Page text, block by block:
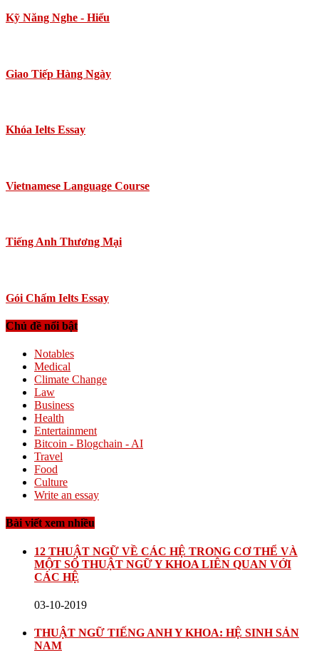
Kỹ Năng Nghe - Hiểu
Giao Tiếp Hàng Ngày
Khóa Ielts Essay
Vietnamese Language Course
Tiếng Anh Thương Mại
Gói Chấm Ielts Essay
Chủ đề nổi bật
Notables
Medical
Climate Change
Law
Business
Health
Entertainment
Bitcoin - Blogchain - AI
Travel
Food
Culture
Write an essay
Bài viết xem nhiều
12 THUẬT NGỮ VỀ CÁC HỆ TRONG CƠ THỂ VÀ
MỘT SỐ THUẬT NGỮ Y KHOA LIÊN QUAN VỚI
CÁC HỆ
03-10-2019
THUẬT NGỮ TIẾNG ANH Y KHOA: HỆ SINH SẢN
NAM